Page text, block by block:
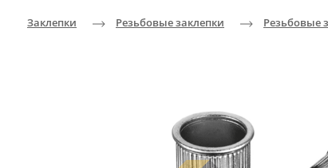
Заклепки Резьбовые заклепки Резьбовые